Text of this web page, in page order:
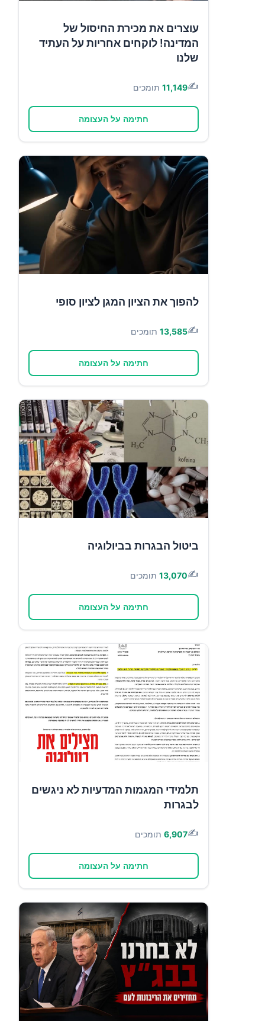
עוצרים את מכירת החיסול של
המדינה! לוקחים אחריות על העתיד
שלנו
✍️
11,149 תומכים
חתימה על העצומה
להפוך את הציון המגן לציון סופי
✍️
13,585 תומכים
חתימה על העצומה
ביטול הבגרות בביולוגיה
✍️
13,070 תומכים
חתימה על העצומה
תלמידי המגמות המדעיות לא ניגשים
לבגרות
✍️
6,907 תומכים
חתימה על העצומה